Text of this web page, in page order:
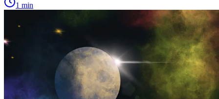
1 min